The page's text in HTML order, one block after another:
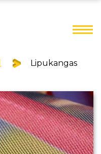
Lipukangas